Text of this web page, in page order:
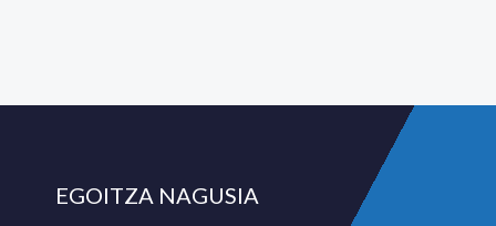
EGOITZA NAGUSIA